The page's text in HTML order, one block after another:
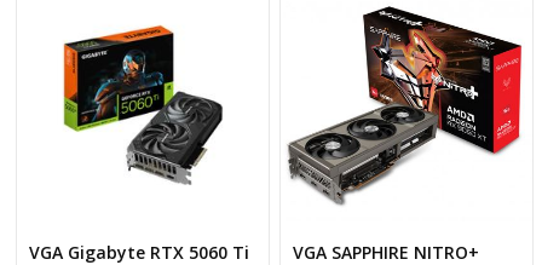
VGA Gigabyte RTX 5060 Ti
VGA SAPPHIRE NITRO+